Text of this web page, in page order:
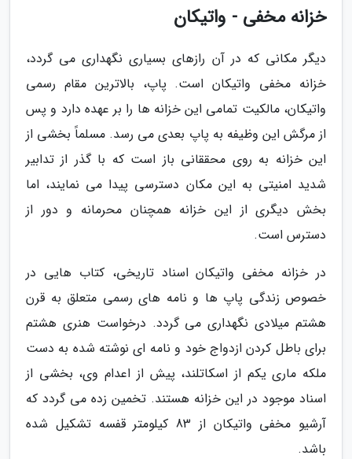
خزانه مخفی - واتیکان
دیگر مکانی که در آن رازهای بسیاری نگهداری می گردد،
خزانه مخفی واتیکان است. پاپ، بالاترین مقام رسمی
واتیکان، مالکیت تمامی این خزانه ها را بر عهده دارد و پس
از مرگش این وظیفه به پاپ بعدی می رسد. مسلماً بخشی از
این خزانه به روی محققانی باز است که با گذر از تدابیر
شدید امنیتی به این مکان دسترسی پیدا می نمایند، اما
بخش دیگری از این خزانه همچنان محرمانه و دور از
دسترس است.
در خزانه مخفی واتیکان اسناد تاریخی، کتاب هایی در
خصوص زندگی پاپ ها و نامه های رسمی متعلق به قرن
هشتم میلادی نگهداری می گردد. درخواست هنری هشتم
برای باطل کردن ازدواج خود و نامه ای نوشته شده به دست
ملکه ماری یکم از اسکاتلند، پیش از اعدام وی، بخشی از
اسناد موجود در این خزانه هستند. تخمین زده می گردد که
آرشیو مخفی واتیکان از 83 کیلومتر قفسه تشکیل شده
باشد.